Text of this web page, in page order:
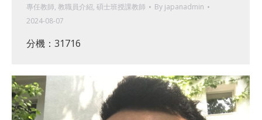
專任教師, 教職員介紹, 碩士班授課教師 By japanadmin
2024-08-07
分機：31716